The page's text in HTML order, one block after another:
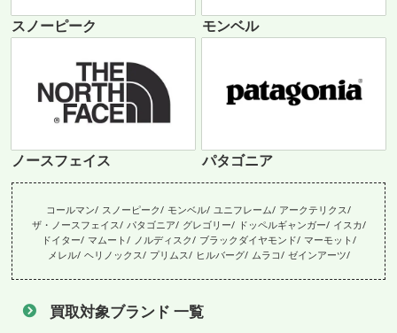
スノーピーク モンベル
ノースフェイス パタゴニア
コールマン スノーピーク モンベル ユニフレーム
アークテリクス
ザ・ノースフェイス パタゴニア グレゴリー ドッペルギャンガー
イスカ
ドイター
マムート ノルディスク ブラックダイヤモンド
マーモット
メレル ヘリノックス プリムス ヒルバーグ ムラコ ゼインアーツ
買取対象ブランド 一覧